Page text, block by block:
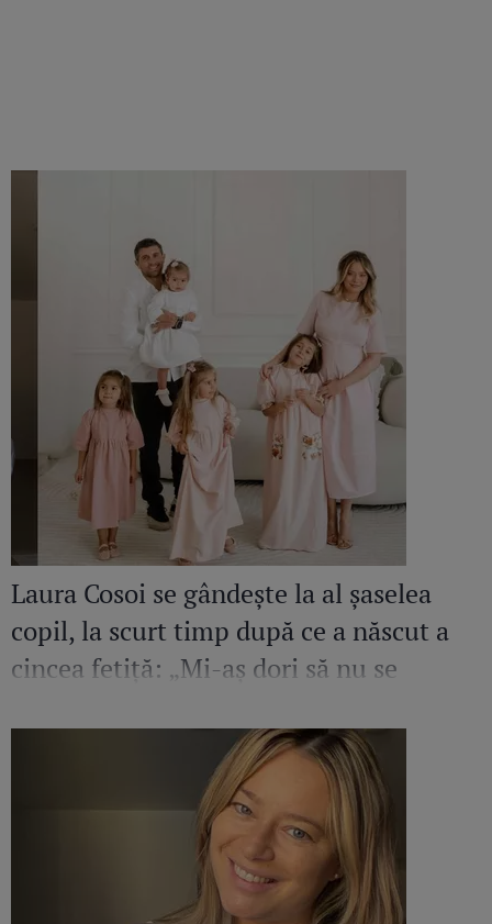
Laura Cosoi se gândește la al șaselea
copil, la scurt timp după ce a născut a
cincea fetiță: „Mi-aș dori să nu se